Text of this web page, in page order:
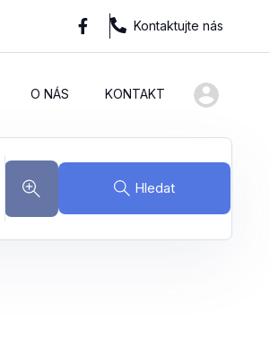
Kontaktujte nás
O NÁS KONTAKT
Hledat